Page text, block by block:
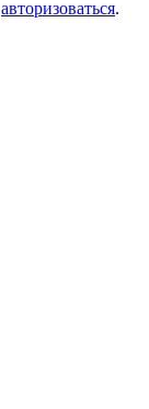
авторизоваться.